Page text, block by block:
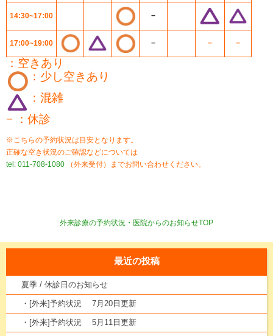
14:30~17:00 −
17:00~19:00 − − −
：空きあり
：少し空きあり
：混雑
− ：休診
※こちらの予約状況は目安となります。
正確な空き状況のご確認などについては
tel: 011-708-1080 （外来受付）までお問い合わせください。
外来診療の予約状況・医院からのお知らせTOP
最近の投稿
夏季 / 休診日のお知らせ
・[外来]予約状況 7月20日更新
・[外来]予約状況 5月11日更新